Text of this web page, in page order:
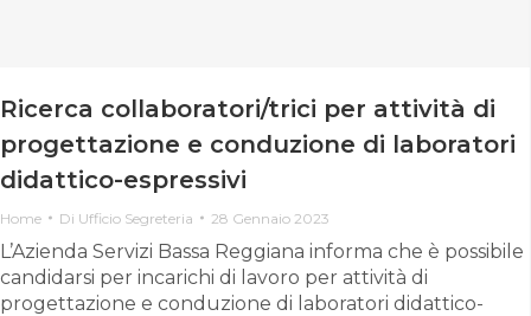
Ricerca collaboratori/trici per attività di
progettazione e conduzione di laboratori
didattico-espressivi
Home Di Ufficio Segreteria 28 Gennaio 2023
L’Azienda Servizi Bassa Reggiana informa che è possibile
candidarsi per incarichi di lavoro per attività di
progettazione e conduzione di laboratori didattico-